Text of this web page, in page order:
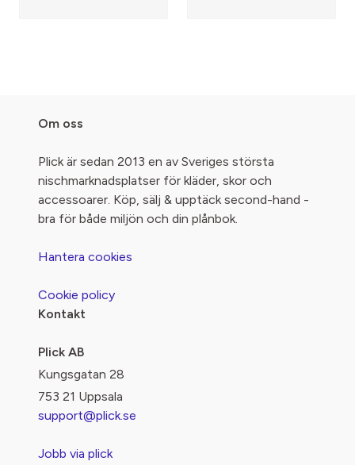
Om oss
Plick är sedan 2013 en av Sveriges största
nischmarknadsplatser för kläder, skor och
accessoarer. Köp, sälj & upptäck second-hand -
bra för både miljön och din plånbok.
Hantera cookies
Cookie policy
Kontakt
Plick AB
Kungsgatan 28
753 21 Uppsala
support@plick.se
Jobb via plick